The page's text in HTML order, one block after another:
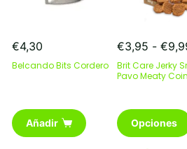
€4,30
Belcando Bits Cordero
Añadir
€3,95 - €
Brit Care Jerky
Pavo Meaty
Opciones
Este
producto